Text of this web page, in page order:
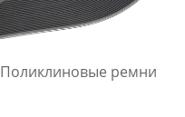
Поликлиновые ремни